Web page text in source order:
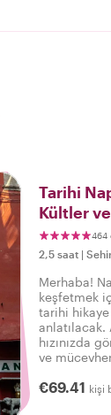
Tarihi
Kültler
464
2,5 saat |
Merhaba!
keşfetmek
tarihi
hızınızda
ve
tadını
€69.41 kişi